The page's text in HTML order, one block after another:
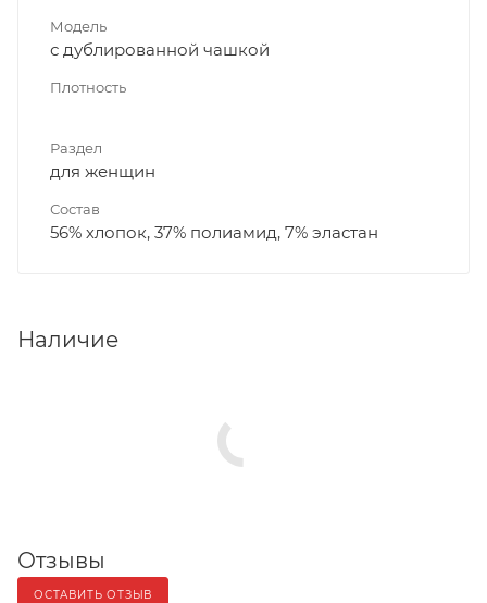
Модель
с дублированной чашкой
Плотность
Раздел
для женщин
Состав
56% хлопок, 37% полиамид, 7% эластан
Наличие
Отзывы
ОСТАВИТЬ ОТЗЫВ